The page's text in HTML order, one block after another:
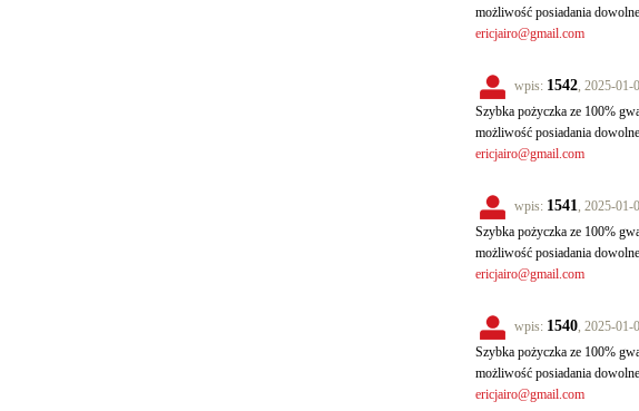
możliwość posiadania
ericjairo@gmail.com
wpis: 1542, 2025-01-
Szybka pożyczka ze 100%
możliwość posiadania
ericjairo@gmail.com
wpis: 1541, 2025-01-
Szybka pożyczka ze 100%
możliwość posiadania
ericjairo@gmail.com
wpis: 1540, 2025-01-
Szybka pożyczka ze 100%
możliwość posiadania
ericjairo@gmail.com